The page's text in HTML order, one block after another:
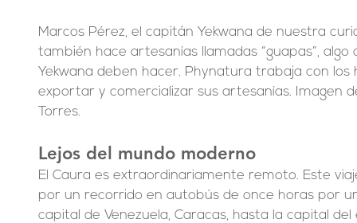
Marcos Pérez, el capitán Yekwana de nuestra
también hace artesanías llamadas “guapas”,
Yekwana deben hacer. Phynatura trabaja con
exportar y comercializar sus artesanías. Imagen
Torres.
Lejos del mundo moderno
El Caura es extraordinariamente remoto. Este
por un recorrido en autobús de once horas por
capital de Venezuela, Caracas, hasta la capital